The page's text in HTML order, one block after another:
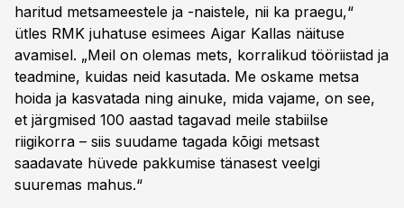
haritud metsameestele ja -naistele, nii ka praegu,“
ütles RMK juhatuse esimees Aigar Kallas näituse
avamisel. „Meil on olemas mets, korralikud tööriistad ja
teadmine, kuidas neid kasutada. Me oskame metsa
hoida ja kasvatada ning ainuke, mida vajame, on see,
et järgmised 100 aastad tagavad meile stabiilse
riigikorra – siis suudame tagada kõigi metsast
saadavate hüvede pakkumise tänasest veelgi
suuremas mahus.“